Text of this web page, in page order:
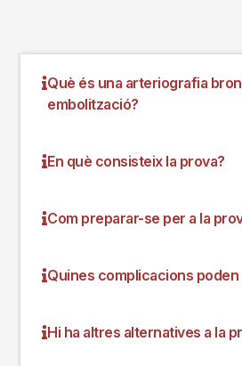
Què és una arteriografia
embolització?
En què consisteix la prova?
Com preparar-se per a la
Quines complicacions poden
Hi ha altres alternatives a la